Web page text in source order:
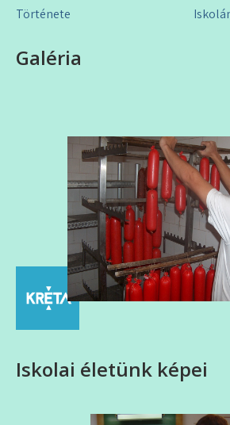
Bejegyzés
Története
Galéria
Iskolai életünk képei